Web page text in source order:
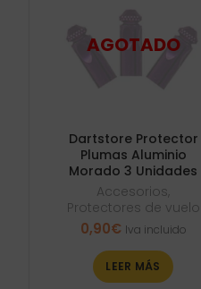
Dartstore Protector
Plumas Aluminio
Morado 3 Unidades
Accesorios,
Protectores de vuelo
0,90€ Iva incluido
LEER MÁS